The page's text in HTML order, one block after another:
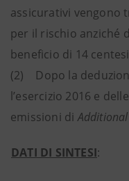
assicurativi vengono
per il rischio anziché
beneficio di 14
(2) Dopo la
l’esercizio 2016 e
emissioni di
DATI DI SINTESI: